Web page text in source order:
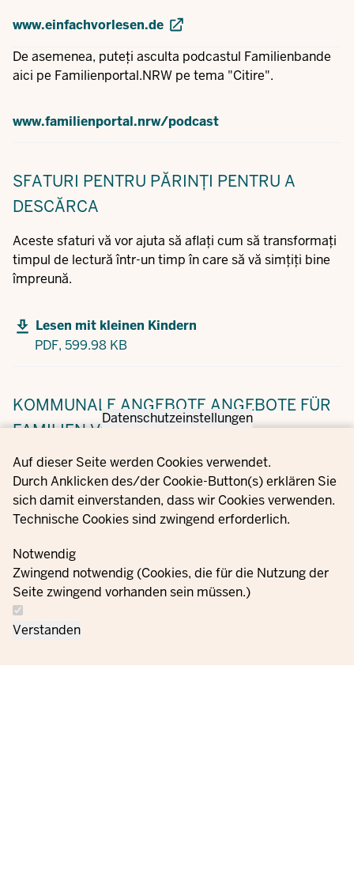
Privacy settings
Datenschutzeinstellungen
Auf dieser Seite werden Cookies verwendet.
Durch Anklicken des/der Cookie-Button(s) erklären Sie
sich damit einverstanden, dass wir Cookies verwenden.
Technische Cookies sind zwingend erforderlich.
Notwendig
Zwingend notwendig (Cookies, die für die Nutzung der
Seite zwingend vorhanden sein müssen.)
Verstanden
www.einfachvorlesen.de
De asemenea, puteți asculta podcastul Familienbande
aici pe Familienportal.NRW pe tema "Citire".
www.familienportal.nrw/podcast
SFATURI PENTRU PĂRINȚI PENTRU A
DESCĂRCA
Aceste sfaturi vă vor ajuta să aflați cum să transformați
timpul de lectură într-un timp în care să vă simțiți bine
împreună.
Lesen mit kleinen Kindern
PDF, 599.98 KB
KOMMUNALE ANGEBOTE ANGEBOTE FÜR
FAMILIEN VOR ORT
Viele Kommunen in NRW bündeln ihre Angebote und
Kontaktadressen rund um die Themen des
Familienlebens (Beratungsstellen, Eltern-Kind-Kurse,
Internetportal. Den Link zu diesem Service Ihrer Stadt
oder Gemeinde finden Sie hier auf unserem
Familienportal.NRW: